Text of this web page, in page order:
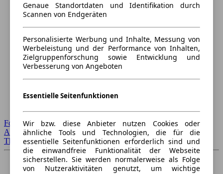
Forum Startseite
Alle Auto-Foren
Themen-Forum
Genaue Standortdaten und Identifikation durch
Scannen von Endgeräten
Personalisierte Werbung und Inhalte, Messung von
Werbeleistung und der Performance von Inhalten,
Zielgruppenforschung sowie Entwicklung und
Verbesserung von Angeboten
Essentielle Seitenfunktionen
Wir bzw. diese Anbieter nutzen Cookies oder
ähnliche Tools und Technologien, die für die
essentielle Seitenfunktionen erforderlich sind und
die einwandfreie Funktionalität der Webseite
sicherstellen. Sie werden normalerweise als Folge
von Nutzeraktivitäten genutzt, um wichtige